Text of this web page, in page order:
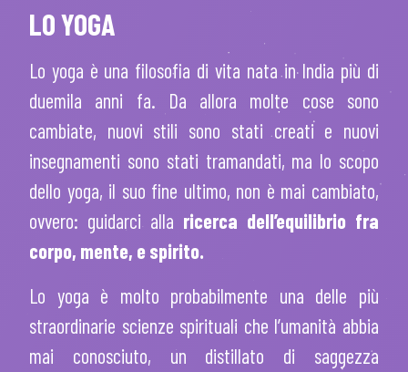
LO YOGA
Lo yoga è una filosofia di vita nata in India più di
duemila anni fa. Da allora molte cose sono
cambiate, nuovi stili sono stati creati e nuovi
insegnamenti sono stati tramandati, ma lo scopo
dello yoga, il suo fine ultimo, non è mai cambiato,
ovvero: guidarci alla ricerca dell’equilibrio fra
corpo, mente, e spirito.
Lo yoga è molto probabilmente una delle più
straordinarie scienze spirituali che l’umanità abbia
mai conosciuto, un distillato di saggezza